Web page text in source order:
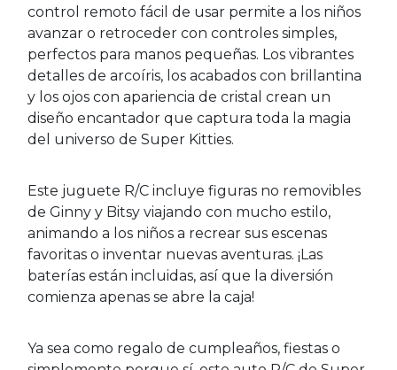
control remoto fácil de usar permite a los niños
avanzar o retroceder con controles simples,
perfectos para manos pequeñas. Los vibrantes
detalles de arcoíris, los acabados con brillantina
y los ojos con apariencia de cristal crean un
diseño encantador que captura toda la magia
del universo de Super Kitties.
Este juguete R/C incluye figuras no removibles
de Ginny y Bitsy viajando con mucho estilo,
animando a los niños a recrear sus escenas
favoritas o inventar nuevas aventuras. ¡Las
baterías están incluidas, así que la diversión
comienza apenas se abre la caja!
Ya sea como regalo de cumpleaños, fiestas o